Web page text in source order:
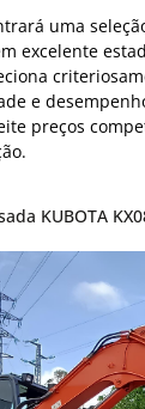
uma
excelente
e
preços
KUBOTA